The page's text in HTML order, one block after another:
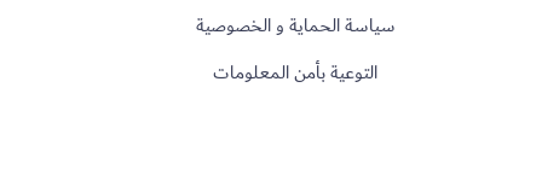
سياسة الحماية و الخصوصية
التوعية بأمن المعلومات